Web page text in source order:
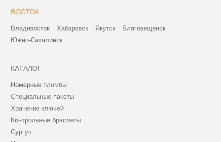
ВОСТОК
Владивосток Хабаровск Якутск
Благовещенск
Южно-Сахалинск
КАТАЛОГ
Номерные пломбы
Специальные пакеты
Хранение ключей
Контрольные браслеты
Сургуч